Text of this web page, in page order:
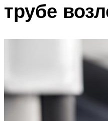
трубе